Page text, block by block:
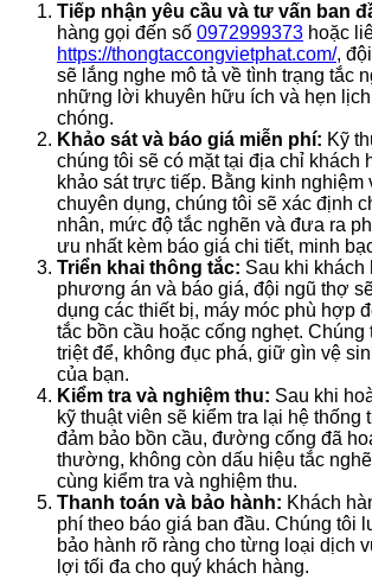
Tiếp nhận yêu cầu và tư vấn ban
hàng gọi đến số 0972999373 hoặc
https://thongtaccongvietphat.com/,
sẽ lắng nghe mô tả về tình trạng tắc
những lời khuyên hữu ích và hẹn
chóng.
Khảo sát và báo giá miễn phí: Kỹ
chúng tôi sẽ có mặt tại địa chỉ khách
khảo sát trực tiếp. Bằng kinh nghiệm
chuyên dụng, chúng tôi sẽ xác định
nhân, mức độ tắc nghẽn và đưa ra
ưu nhất kèm báo giá chi tiết, minh
Triển khai thông tắc: Sau khi khách
phương án và báo giá, đội ngũ thợ
dụng các thiết bị, máy móc phù hợp
tắc bồn cầu hoặc cống nghẹt. Chúng
triệt để, không đục phá, giữ gìn vệ
của bạn.
Kiểm tra và nghiệm thu: Sau khi
kỹ thuật viên sẽ kiểm tra lại hệ thống
đảm bảo bồn cầu, đường cống đã
thường, không còn dấu hiệu tắc
cùng kiểm tra và nghiệm thu.
Thanh toán và bảo hành: Khách
phí theo báo giá ban đầu. Chúng tôi
bảo hành rõ ràng cho từng loại dịch
lợi tối đa cho quý khách hàng.